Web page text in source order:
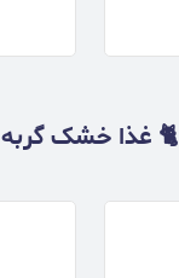
🐈 غذا خشک گربه